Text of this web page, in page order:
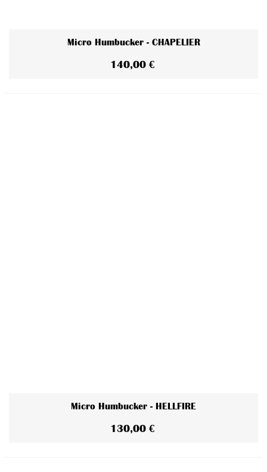
Micro Humbucker - CHAPELIER
140,00 €
Micro Humbucker - HELLFIRE
130,00 €